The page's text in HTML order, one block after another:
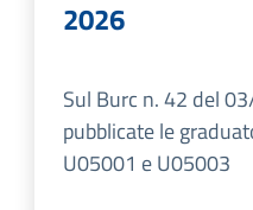
2026
Sul Burc n. 42 del
pubblicate le
U05001 e U05003